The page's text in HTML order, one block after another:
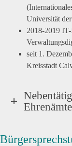
Universität
2018-2019
seit 1.
Kreisstadt